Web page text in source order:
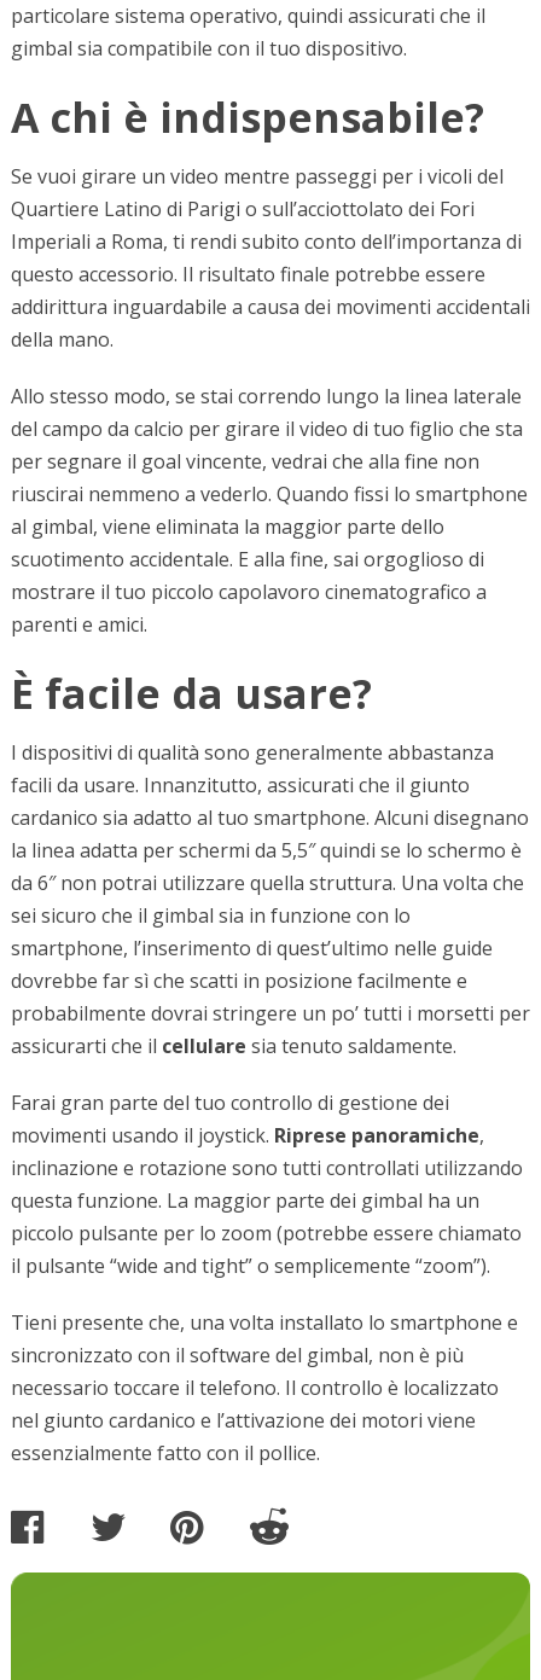
particolare sistema operativo, quindi assicurati che il
gimbal sia compatibile con il tuo dispositivo.
A chi è indispensabile?
Se vuoi girare un video mentre passeggi per i vicoli del
Quartiere Latino di Parigi o sull’acciottolato dei Fori
Imperiali a Roma, ti rendi subito conto dell’importanza di
questo accessorio. Il risultato finale potrebbe essere
addirittura inguardabile a causa dei movimenti accidentali
della mano.
Allo stesso modo, se stai correndo lungo la linea laterale
del campo da calcio per girare il video di tuo figlio che sta
per segnare il goal vincente, vedrai che alla fine non
riuscirai nemmeno a vederlo. Quando fissi lo smartphone
al gimbal, viene eliminata la maggior parte dello
scuotimento accidentale. E alla fine, sai orgoglioso di
mostrare il tuo piccolo capolavoro cinematografico a
parenti e amici.
È facile da usare?
I dispositivi di qualità sono generalmente abbastanza
facili da usare. Innanzitutto, assicurati che il giunto
cardanico sia adatto al tuo smartphone. Alcuni disegnano
la linea adatta per schermi da 5,5″ quindi se lo schermo è
da 6″ non potrai utilizzare quella struttura. Una volta che
sei sicuro che il gimbal sia in funzione con lo
smartphone, l’inserimento di quest’ultimo nelle guide
dovrebbe far sì che scatti in posizione facilmente e
probabilmente dovrai stringere un po’ tutti i morsetti per
assicurarti che il cellulare sia tenuto saldamente.
Farai gran parte del tuo controllo di gestione dei
movimenti usando il joystick. Riprese panoramiche,
inclinazione e rotazione sono tutti controllati utilizzando
questa funzione. La maggior parte dei gimbal ha un
piccolo pulsante per lo zoom (potrebbe essere chiamato
il pulsante “wide and tight” o semplicemente “zoom”).
Tieni presente che, una volta installato lo smartphone e
sincronizzato con il software del gimbal, non è più
necessario toccare il telefono. Il controllo è localizzato
nel giunto cardanico e l’attivazione dei motori viene
essenzialmente fatto con il pollice.